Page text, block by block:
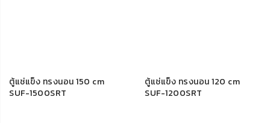
ตู้แช่แข็ง ทรงนอน 150 cm
SUF-1500SRT
ตู้แช่แข็ง ทรงนอน 120 cm
SUF-1200SRT